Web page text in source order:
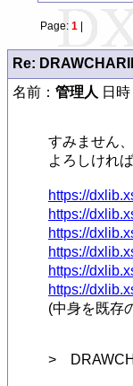
Page: 1|
Re:
名前： 管理人 日
すみません
よろしけれ
https://
https://
https://
https://
https://
https://
(中身を既存
>　